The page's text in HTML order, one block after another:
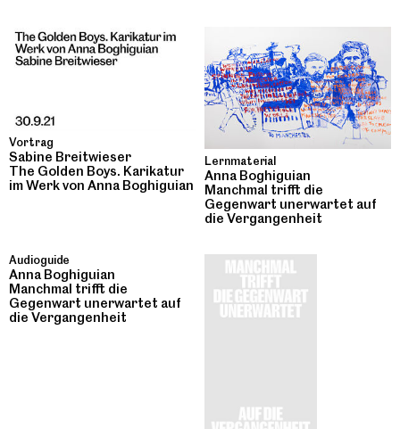
Vortrag
Sabine Breitwieser
The Golden Boys. Karikatur
im Werk von Anna Boghiguian
Lernmaterial
Anna Boghiguian
Manchmal trifft die
Gegenwart unerwartet auf
die Vergangenheit
Audioguide
Anna Boghiguian
Manchmal trifft die
Gegenwart unerwartet auf
die Vergangenheit